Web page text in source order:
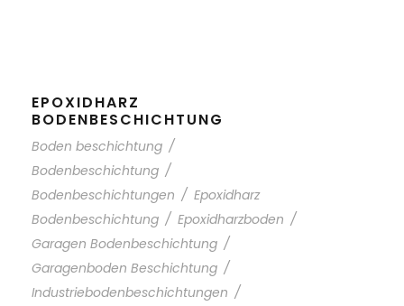
EPOXIDHARZ
BODENBESCHICHTUNG
Boden beschichtung /
Bodenbeschichtung /
Bodenbeschichtungen / Epoxidharz
Bodenbeschichtung / Epoxidharzboden /
Garagen Bodenbeschichtung /
Garagenboden Beschichtung /
Industriebodenbeschichtungen /